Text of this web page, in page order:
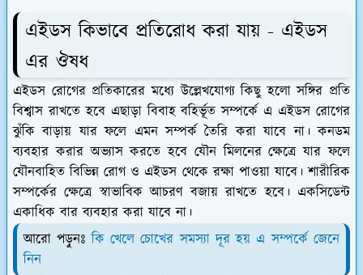
এইডস কিভাবে প্রতিরোধ করা যায় - এইডস
এর ঔষধ
এইডস রোগের প্রতিকারের মধ্যে উল্লেখযোগ্য কিছু হলো সঙ্গির প্রতি
বিশ্বাস রাখতে হবে এছাড়া বিবাহ বহির্ভূত সম্পর্কে এ এইডস রোগের
ঝুঁকি বাড়ায় যার ফলে এমন সম্পর্ক তৈরি করা যাবে না। কনডম
ব্যবহার করার অভ্যাস করতে হবে যৌন মিলনের ক্ষেত্রে যার ফলে
যৌনবাহিত বিভিন্ন রোগ ও এইডস থেকে রক্ষা পাওয়া যাবে। শারীরিক
সম্পর্কের ক্ষেত্রে স্বাভাবিক আচরণ বজায় রাখতে হবে। একসিডেন্ট
একাধিক বার ব্যবহার করা যাবে না।
আরো পড়ুনঃকি খেলে চোখের সমস্যা দূর হয় এ সম্পর্কে জেনে
নিন